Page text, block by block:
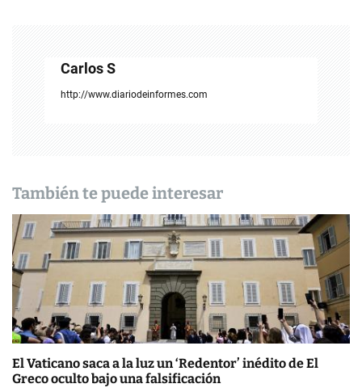
d
e
e
n
t
r
a
Carlos S
http://www.diariodeinformes.com
También te puede interesar
El Vaticano saca a la luz un ‘Redentor’ inédito de El
Greco oculto bajo una falsificación